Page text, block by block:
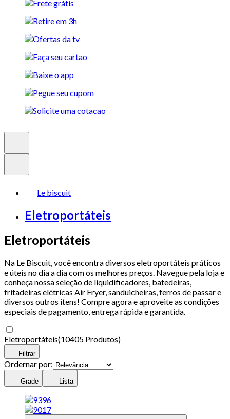
Le biscuit
Eletroportáteis
Eletroportáteis
Na Le Biscuit, você encontra diversos eletroportáteis práticos
e úteis no dia a dia com os melhores preços. Navegue pela loja e
conheça nossa seleção de liquidificadores, batedeiras,
fritadeiras elétricas Air Fryer, sanduicheiras, ferros de passar e
diversos outros itens! Compre agora e aproveite as condições
especiais de pagamento, entrega rápida e garantida.
Eletroportáteis(10405 Produtos)
Filtrar
Ordernar por:
Grade Lista